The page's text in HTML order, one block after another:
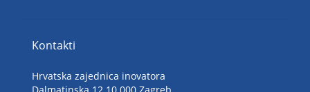
Kontakti
Hrvatska zajednica inovatora
Dalmatinska 12 10 000 Zagreb